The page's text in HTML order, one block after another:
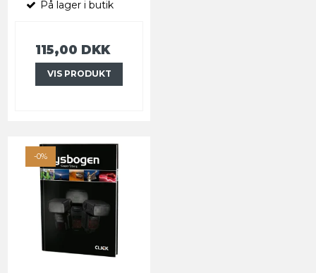
På lager i butik
115,00 DKK
VIS PRODUKT
-0%